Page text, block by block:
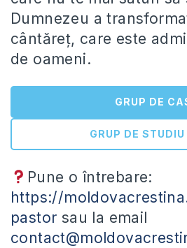
Dumnezeu a
cântăreț, care este
de oameni.
GRUP DE
GRUP DE
Pune o întrebare:
https://
pastor sau la email